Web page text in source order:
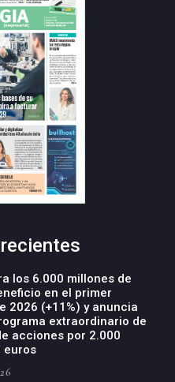
los 6.000 millones de
en el primer
2026 (+11%) y anuncia
extraordinario de
acciones por 2.000
euros